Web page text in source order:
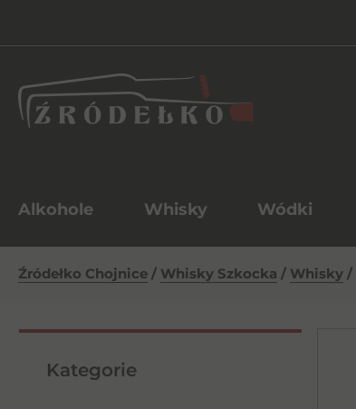
Alkohole Whisky Wódki
Źródełko Chojnice / Whisky Szkocka / Whisky /
Kategorie